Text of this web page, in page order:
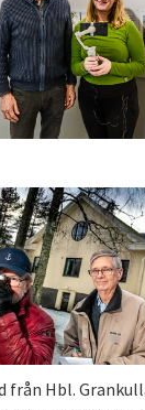
från Hbl.